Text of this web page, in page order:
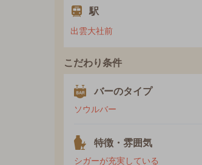
駅
出雲大社前
こだわり条件
バーのタイプ
ソウルバー
特徴・雰囲気
シガーが充実している